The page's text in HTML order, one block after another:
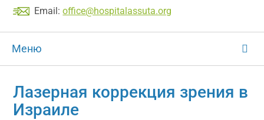
Email: office@hospitalassuta.org
Меню
Лазерная коррекция зрения в
Израиле